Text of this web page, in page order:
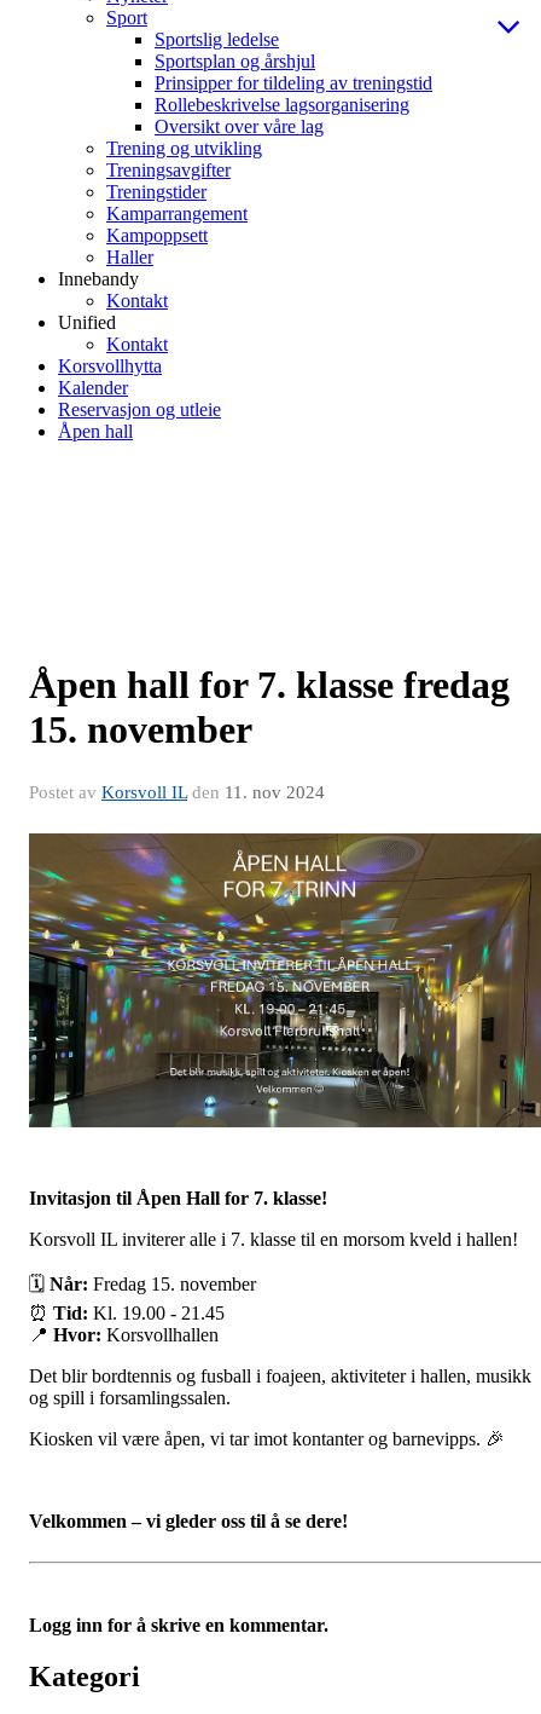
Sport
Sportslig ledelse
Sportsplan og årshjul
Prinsipper for tildeling av treningstid
Rollebeskrivelse lagsorganisering
Oversikt over våre lag
Trening og utvikling
Treningsavgifter
Treningstider
Kamparrangement
Kampoppsett
Haller
Innebandy
Kontakt
Unified
Kontakt
Korsvollhytta
Kalender
Reservasjon og utleie
Åpen hall
Åpen hall for 7. klasse fredag
15. november
Postet av Korsvoll ILden 11. nov 2024
Invitasjon til Åpen Hall for 7. klasse!
Korsvoll IL inviterer alle i 7. klasse til en morsom kveld i hallen!
🗓 Når: Fredag 15. november
⏰ Tid: Kl. 19.00 - 21.45
📍 Hvor: Korsvollhallen
Det blir bordtennis og fusball i foajeen, aktiviteter i hallen, musikk
og spill i forsamlingssalen.
Kiosken vil være åpen, vi tar imot kontanter og barnevipps. 🎉
Velkommen – vi gleder oss til å se dere!
Logg inn for å skrive en kommentar.
Kategori